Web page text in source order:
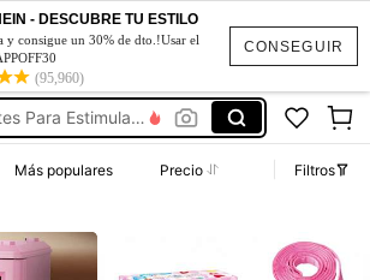
CONSEGUIR
- DESCUBRE TU ESTILO
y consigue un 30% de dto.!Usar el
(95,960)
Juguetes Para Niños Y Niñas
Para Niños
Juguetes Para Estimulación
Más populares Precio
Filtros